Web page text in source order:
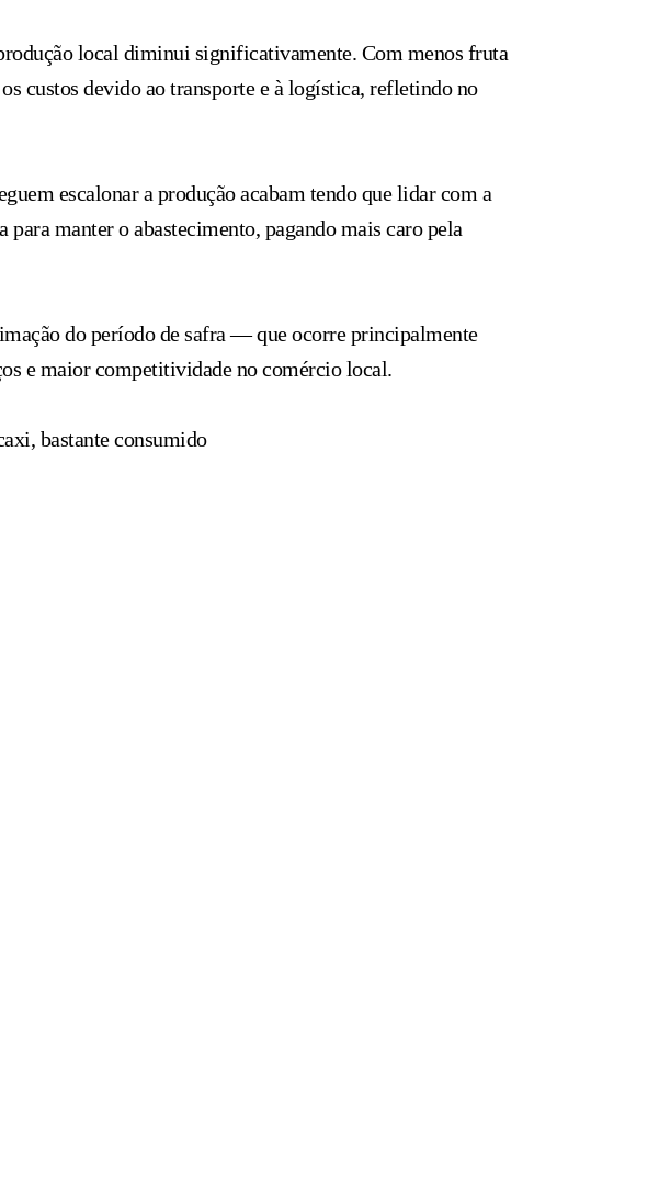
local diminui significativamente. Com menos fruta
custos devido ao transporte e à logística, refletindo no
escalonar a produção acabam tendo que lidar com a
manter o abastecimento, pagando mais caro pela
do período de safra — que ocorre principalmente
e maior competitividade no comércio local.
bastante consumido